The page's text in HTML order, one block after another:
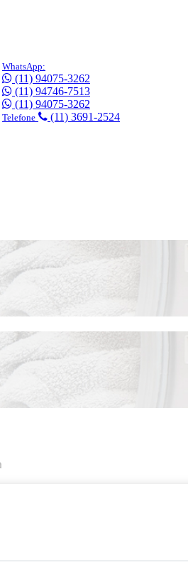
WhatsApp:
(11) 94075-3262
(11) 94746-7513
(11) 94075-3262
Telefone (11) 3691-2524